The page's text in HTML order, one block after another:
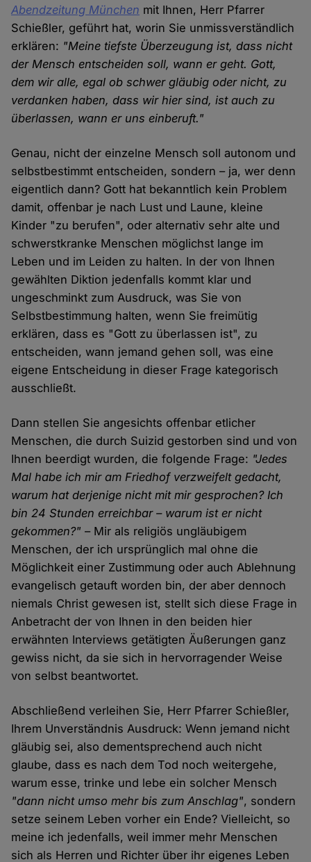
Abendzeitung München mit Ihnen, Herr Pfarrer
Schießler, geführt hat, worin Sie unmissverständlich
erklären: "Meine tiefste Überzeugung ist, dass nicht
der Mensch entscheiden soll, wann er geht. Gott,
dem wir alle, egal ob schwer gläubig oder nicht, zu
verdanken haben, dass wir hier sind, ist auch zu
überlassen, wann er uns einberuft."
Genau, nicht der einzelne Mensch soll autonom und
selbstbestimmt entscheiden, sondern – ja, wer denn
eigentlich dann? Gott hat bekanntlich kein Problem
damit, offenbar je nach Lust und Laune, kleine
Kinder "zu berufen", oder alternativ sehr alte und
schwerstkranke Menschen möglichst lange im
Leben und im Leiden zu halten. In der von Ihnen
gewählten Diktion jedenfalls kommt klar und
ungeschminkt zum Ausdruck, was Sie von
Selbstbestimmung halten, wenn Sie freimütig
erklären, dass es "Gott zu überlassen ist", zu
entscheiden, wann jemand gehen soll, was eine
eigene Entscheidung in dieser Frage kategorisch
ausschließt.
Dann stellen Sie angesichts offenbar etlicher
Menschen, die durch Suizid gestorben sind und von
Ihnen beerdigt wurden, die folgende Frage: "Jedes
Mal habe ich mir am Friedhof verzweifelt gedacht,
warum hat derjenige nicht mit mir gesprochen? Ich
bin 24 Stunden erreichbar – warum ist er nicht
gekommen?" – Mir als religiös ungläubigem
Menschen, der ich ursprünglich mal ohne die
Möglichkeit einer Zustimmung oder auch Ablehnung
evangelisch getauft worden bin, der aber dennoch
niemals Christ gewesen ist, stellt sich diese Frage in
Anbetracht der von Ihnen in den beiden hier
erwähnten Interviews getätigten Äußerungen ganz
gewiss nicht, da sie sich in hervorragender Weise
von selbst beantwortet.
Abschließend verleihen Sie, Herr Pfarrer Schießler,
Ihrem Unverständnis Ausdruck: Wenn jemand nicht
gläubig sei, also dementsprechend auch nicht
glaube, dass es nach dem Tod noch weitergehe,
warum esse, trinke und lebe ein solcher Mensch
"dann nicht umso mehr bis zum Anschlag", sondern
setze seinem Leben vorher ein Ende? Vielleicht, so
meine ich jedenfalls, weil immer mehr Menschen
sich als Herren und Richter über ihr eigenes Leben